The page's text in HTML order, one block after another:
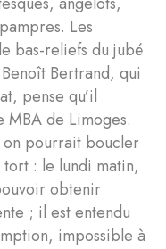
Les
bas-reliefs du jubé
Bertrand, qui
pense qu’il
de Limoges.
on pourrait boucler
: le lundi matin,
obtenir
; il est entendu
impossible à